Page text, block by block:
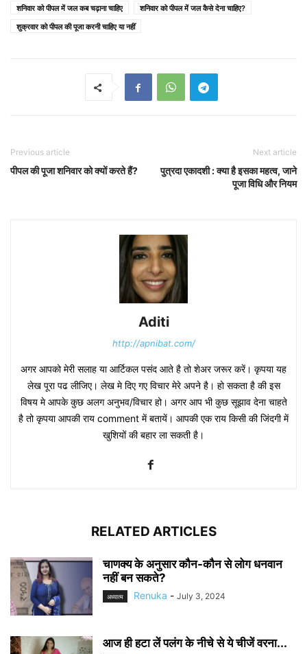
शनिवार को पीपल में जल कब चढ़ाना चाहिए
शनिवार को पीपल में जल कैसे देना चाहिए?
शुक्रवार को पीपल की पूजा करनी चाहिए या नहीं
Previous article
पीपल की पूजा शनिवार को क्यों करते हैं?
Next article
पुत्रदा एकादशी : क्या है इसका महत्व, जाने
पूजा विधि और नियम
Aditi
http://apnibat.com/
अगर आपको मेरी सलाह या आर्टिकल पसंद आते है तो शेअर जरूर करें। कृपया यह
लेख पूरा पढ लीजिए। लेख मे दिए गए विचार मेरे अपने है। हो सकता है की इस
विषय मे आपके कुछ अलग अनुभव/विचार हो। अगर आप भी कुछ सूझाव देना चाहते
है तो कृपया आपकी राय comment में बतायें। आपकी एक राय किसी की जिंदगी में
खुशियों की बहार ला सकती है।
RELATED ARTICLES
चाणक्य के अनुसार कौन-कौन से लोग धनवान
नहीं बन सकते?
अध्यात्म Renuka - July 3, 2024
आज ही हटा लें पलंग के नीचे से ये चीजें वरना...